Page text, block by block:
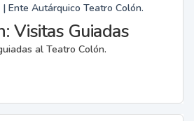
Ente Autárquico Teatro Colón.
Visitas Guiadas
al Teatro Colón.